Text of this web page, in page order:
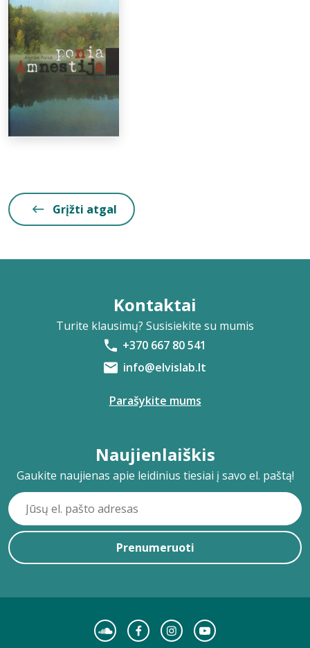
Grįžti atgal
Kontaktai
Turite klausimų? Susisiekite su mumis
+370 667 80 541
info@elvislab.lt
Parašykite mums
Naujienlaiškis
Gaukite naujienas apie leidinius tiesiai į savo el. paštą!
Prenumeruoti